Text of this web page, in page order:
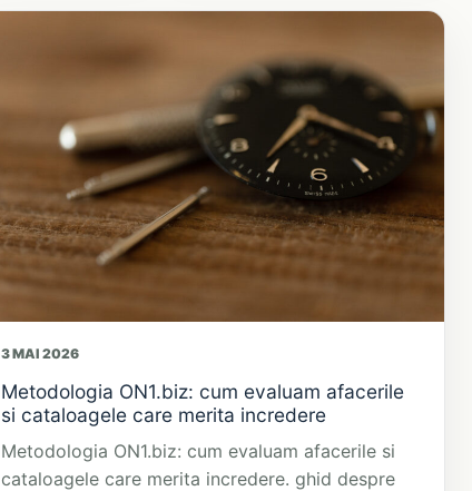
3 MAI 2026
Metodologia ON1.biz: cum evaluam afacerile
si cataloagele care merita incredere
Metodologia ON1.biz: cum evaluam afacerile si
cataloagele care merita incredere. ghid despre